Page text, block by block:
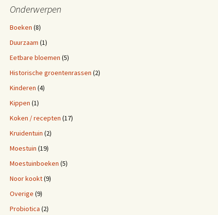
o
o
e
r
r
e
Onderwerpen
Boeken (8)
Duurzaam (1)
Eetbare bloemen (5)
Historische groentenrassen (2)
Kinderen (4)
Kippen (1)
Koken / recepten (17)
Kruidentuin (2)
Moestuin (19)
Moestuinboeken (5)
Noor kookt(9)
Overige (9)
Probiotica (2)